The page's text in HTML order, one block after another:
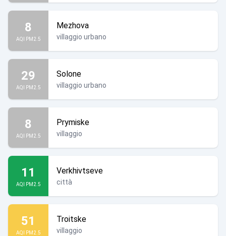
8
AQI PM2.5
Mezhova
villaggio urbano
29
AQI PM2.5
Solone
villaggio urbano
8
AQI PM2.5
Prymiske
villaggio
11
AQI PM2.5
Verkhivtseve
città
51
AQI PM2.5
Troitske
villaggio